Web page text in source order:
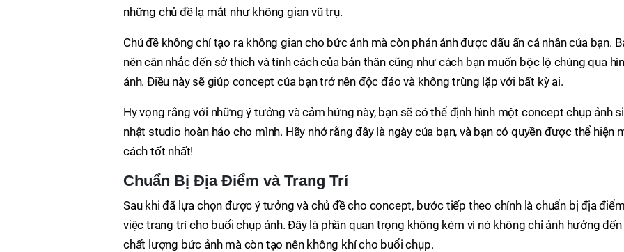
những chủ đề lạ mắt như không gian vũ trụ.
Chủ đề không chỉ tạo ra không gian cho bức ảnh mà còn phản ánh được dấu ấn cá nhân của bạn.
nên cân nhắc đến sở thích và tính cách của bản thân cũng như cách bạn muốn bộc lộ chúng qua
ảnh. Điều này sẽ giúp concept của bạn trở nên độc đáo và không trùng lặp với bất kỳ ai.
Hy vọng rằng với những ý tưởng và cảm hứng này, bạn sẽ có thể định hình một concept chụp ảnh
nhật studio hoàn hảo cho mình. Hãy nhớ rằng đây là ngày của bạn, và bạn có quyền được thể hiện
cách tốt nhất!
Chuẩn Bị Địa Điểm và Trang Trí
Sau khi đã lựa chọn được ý tưởng và chủ đề cho concept, bước tiếp theo chính là chuẩn bị địa
việc trang trí cho buổi chụp ảnh. Đây là phần quan trọng không kém vì nó không chỉ ảnh hưởng đến
chất lượng bức ảnh mà còn tạo nên không khí cho buổi chụp.